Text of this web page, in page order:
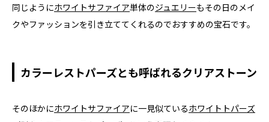
同じようにホワイトサファイア単体のジュエリーもその日のメイ
クやファッションを引き立ててくれるのでおすすめの宝石です。
カラーレストパーズとも呼ばれるクリアストーン
そのほかにホワイトサファイアに一見似ているホワイトトパーズ